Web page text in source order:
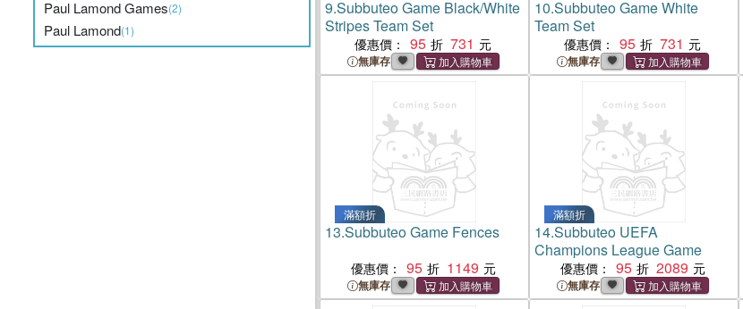
Paul Lamond Games(2)
Paul Lamond(1)
9.Subbuteo Game Black/White
Stripes Team Set
優惠價： 95 731
無庫存
10.Subbuteo Game White
Team Set
優惠價： 95 731
無庫存
滿額折
13.Subbuteo Game Fences
優惠價： 95 1149
無庫存
滿額折
14.Subbuteo UEFA
Champions League Game
優惠價： 95 2089
無庫存